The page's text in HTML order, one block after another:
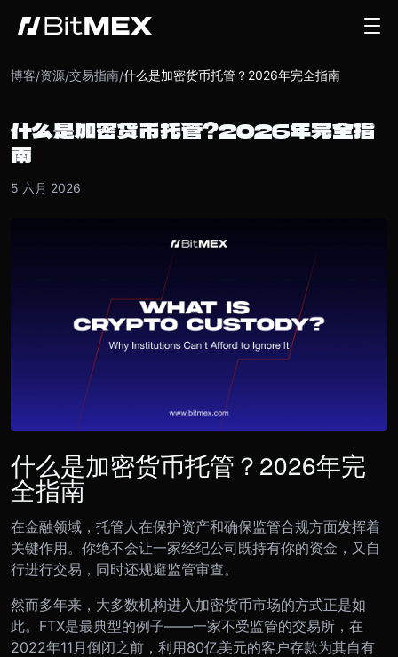
博客/资源/交易指南/什么是加密货币托管？2026年完全指南
什么是加密货币托管？2026年完全指
南
5 六月 2026
什么是加密货币托管？2026年完
全指南
在金融领域，托管人在保护资产和确保监管合规方面发挥着
关键作用。你绝不会让一家经纪公司既持有你的资金，又自
行进行交易，同时还规避监管审查。
然而多年来，大多数机构进入加密货币市场的方式正是如
此。FTX是最典型的例子——一家不受监管的交易所，在
2022年11月倒闭之前，利用80亿美元的客户存款为其自有